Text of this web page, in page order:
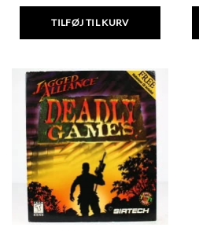
TILFØJ TIL KURV